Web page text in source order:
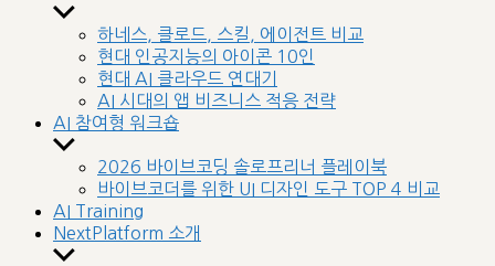
Show
sub
menu
하네스, 클로드, 스킬, 에이전트 비교
현대 인공지능의 아이콘 10인
현대 AI 클라우드 연대기
AI 시대의 앱 비즈니스 적응 전략
AI 참여형 워크숍
Show
sub
menu
2026 바이브코딩 솔로프리너 플레이북
바이브코더를 위한 UI 디자인 도구 TOP 4 비교
AI Training
NextPlatform 소개
Show